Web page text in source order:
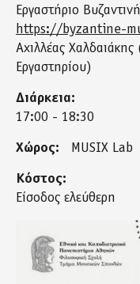
Εργαστήριο
https://byzantine-
Αχιλλέας
Εργαστηρίου)
Διάρκεια:
17:00 - 18:30
Χώρος: MUSIX Lab
Κόστος:
Είσοδος ελεύθερη